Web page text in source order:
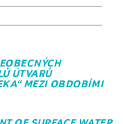
ÚTVARŮ
MEZI OBDOBÍMI